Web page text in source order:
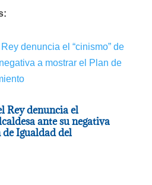
Rey denuncia el
ante su negativa
Igualdad del